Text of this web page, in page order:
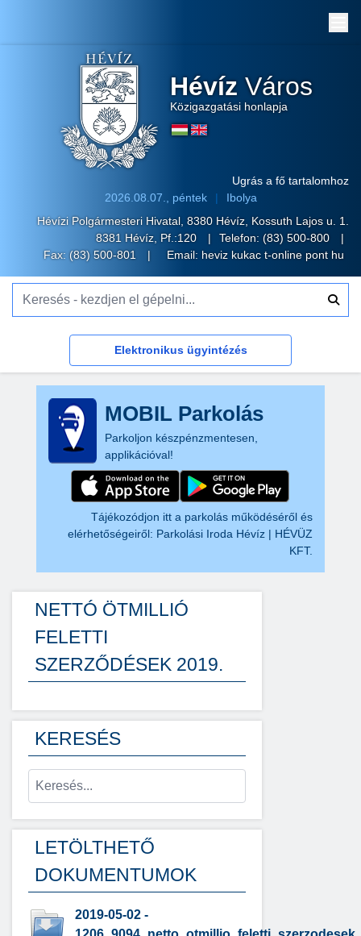
Hévíz Város
Közigazgatási honlapja
Ugrás a fő tartalomhoz
2026.08.07., péntek
Ibolya
Hévízi Polgármesteri Hivatal, 8380 Hévíz, Kossuth Lajos u. 1.
8381 Hévíz, Pf.:120
Telefon: (83) 500-800
Fax: (83) 500-801
Email: heviz kukac t-online pont hu
Elektronikus ügyintézés
MOBIL Parkolás
Parkoljon készpénzmentesen,
applikációval!
Tájékozódjon itt a parkolás működéséről és
elérhetőségeiről: Parkolási Iroda Hévíz | HÉVÜZ
KFT.
NETTÓ ÖTMILLIÓ
FELETTI
SZERZŐDÉSEK 2019.
KERESÉS
LETÖLTHETŐ
DOKUMENTUMOK
2019-05-02 -